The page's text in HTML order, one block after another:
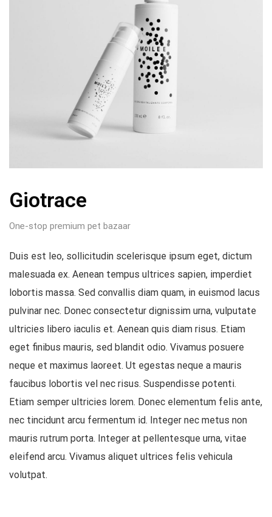
Giotrace
One-stop premium pet bazaar
Duis est leo, sollicitudin scelerisque ipsum eget, dictum
malesuada ex. Aenean tempus ultrices sapien, imperdiet
lobortis massa. Sed convallis diam quam, in euismod lacus
pulvinar nec. Donec consectetur dignissim urna, vulputate
ultricies libero iaculis et. Aenean quis diam risus. Etiam
eget finibus mauris, sed blandit odio. Vivamus posuere
neque et maximus laoreet. Ut egestas neque a mauris
faucibus lobortis vel nec risus. Suspendisse potenti.
Etiam semper ultricies lorem. Donec elementum felis ante,
nec tincidunt arcu fermentum id. Integer nec metus non
mauris rutrum porta. Integer at pellentesque urna, vitae
eleifend arcu. Vivamus aliquet ultrices felis vehicula
volutpat.